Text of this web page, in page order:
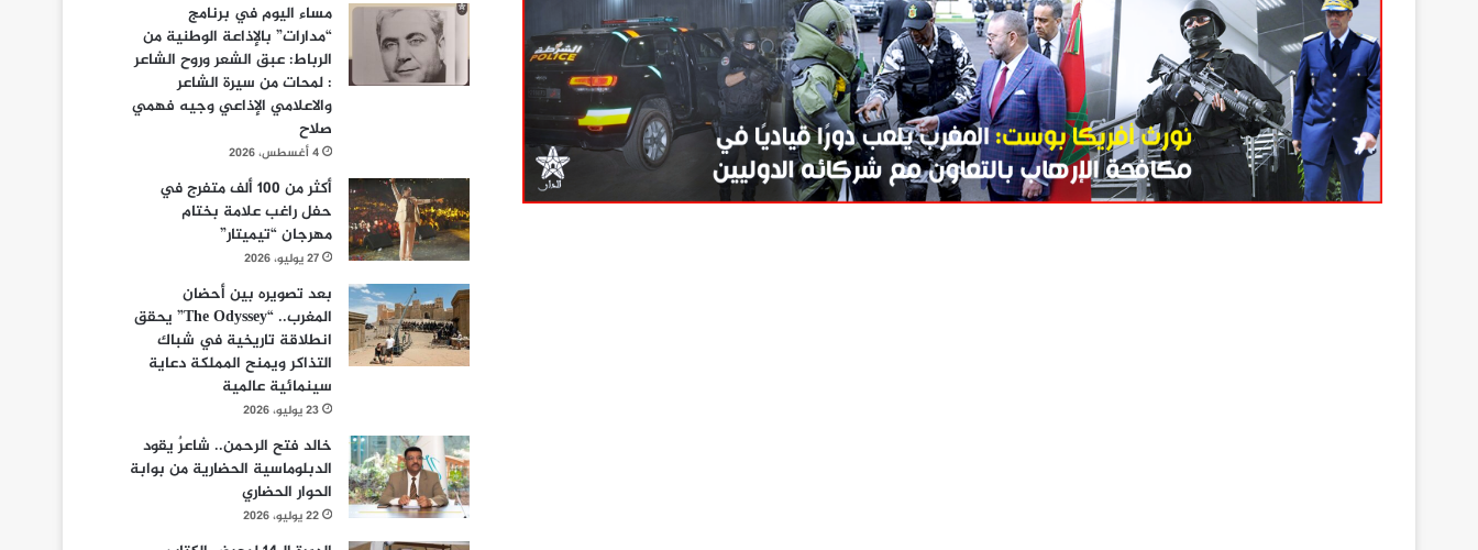
مساء اليوم في برنامج
“مدارات” بالإذاعة الوطنية من
الرباط: عبق الشعر وروح الشاعر
: لمحات من سيرة الشاعر
والاعلامي الإذاعي وجيه فهمي
صلاح
4 أغسطس، 2026
أكثر من 100 ألف متفرج في
حفل راغب علامة بختام
مهرجان “تيميتار”
27 يوليو، 2026
بعد تصويره بين أحضان
المغرب.. “The Odyssey” يحقق
انطلاقة تاريخية في شباك
التذاكر ويمنح المملكة دعاية
سينمائية عالمية
23 يوليو، 2026
خالد فتح الرحمن.. شاعرٌ يقود
الدبلوماسية الحضارية من بوابة
الحوار الحضاري
22 يوليو، 2026